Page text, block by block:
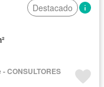
Destacado
CONSULTORES